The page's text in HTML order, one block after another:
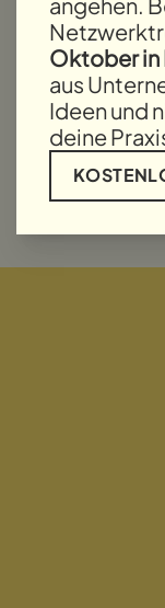
gleichzeitig
Greeny
verleihen wir
PROJEKT
EINREICHEN
Oktober in
aus
Ideen und
deine